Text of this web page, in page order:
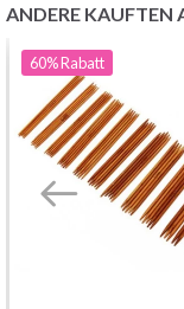
ANDERE KAUFTEN
60%Rabatt